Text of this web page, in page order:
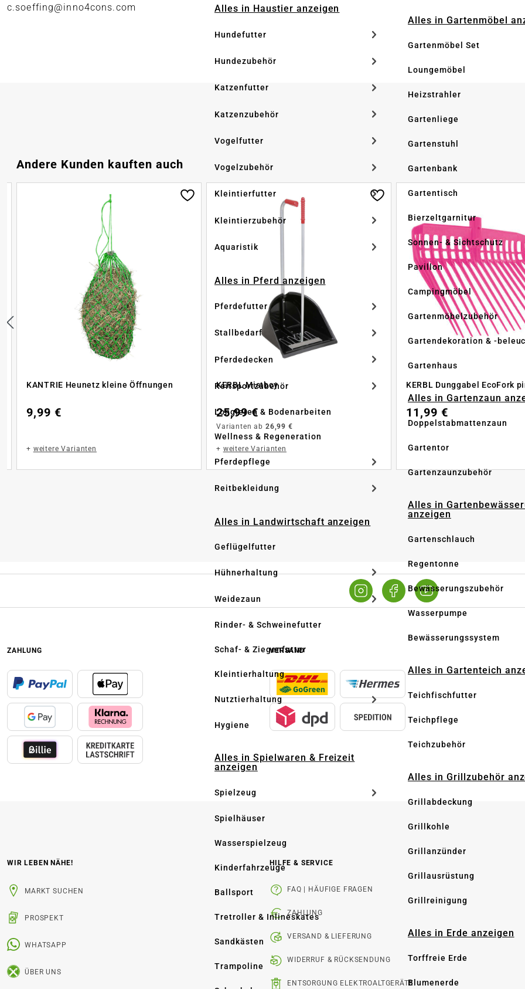
Alles in Haustier anzeigen
Hundefutter
Hundezubehör
Katzenfutter
Katzenzubehör
Vogelfutter
Vogelzubehör
Kleintierfutter
Kleintierzubehör
Aquaristik
Alles in Pferd anzeigen
Pferdefutter
Stallbedarf
Pferdedecken
Reitsportzubehör
Longieren & Bodenarbeiten
Wellness & Regeneration
Pferdepflege
Reitbekleidung
Alles in Landwirtschaft anzeigen
Geflügelfutter
Hühnerhaltung
Weidezaun
Rinder- & Schweinefutter
Schaf- & Ziegenfutter
Kleintierhaltung
Nutztierhaltung
Hygiene
Alles in Spielwaren & Freizeit
anzeigen
Spielzeug
Spielhäuser
Wasserspielzeug
Kinderfahrzeuge
Ballsport
Tretroller & Inlineskates
Sandkästen
Trampoline
Alles in Gartenmöbel
Gartenmöbel Set
Loungemöbel
Heizstrahler
Gartenliege
Gartenstuhl
Gartenbank
Gartentisch
Bierzeltgarnitur
Sonnen- & Sichtschutz
Pavillon
Campingmöbel
Gartenmöbelzubehör
Gartendekoration & -
Gartenhaus
Alles in Gartenzaun
Doppelstabmattenzaun
Gartentor
Gartenzaunzubehör
Alles in
anzeigen
Gartenschlauch
Regentonne
Bewässerungszubehör
Wasserpumpe
Bewässerungssystem
Alles in Gartenteich
Teichfischfutter
Teichpflege
Teichzubehör
Alles in Grillzubehör
Grillabdeckung
Grillkohle
Grillanzünder
Grillausrüstung
Grillreinigung
Alles in Erde anzeigen
Torffreie Erde
Blumenerde
c.soeffing@inno4cons.com
Produktgalerie überspringen
Andere Kunden kauften auch
KANTRIE Heunetz kleine Öffnungen
9,99 €
+ weitere Varianten
KERBL Mistboy
25,99 €
Varianten ab 26,99 €
+ weitere Varianten
KERBL Dunggabel EcoFork
11,99 €
ZAHLUNG VERSAND
WIR LEBEN NÄHE!
MARKT SUCHEN
PROSPEKT
WHATSAPP
ÜBER UNS
HILFE & SERVICE
FAQ | HÄUFIGE FRAGEN
ZAHLUNG
VERSAND & LIEFERUNG
WIDERRUF & RÜCKSENDUNG
ENTSORGUNG ELEKTROALTGERÄTE